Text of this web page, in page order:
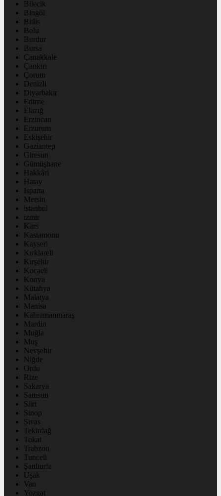
Bilecik
Bingöl
Bitlis
Bolu
Burdur
Bursa
Çanakkale
Çankırı
Çorum
Denizli
Diyarbakır
Edirne
Elazığ
Erzincan
Erzurum
Eskişehir
Gaziantep
Giresun
Gümüşhane
Hakkâri
Hatay
Isparta
Mersin
istanbul
izmir
Kars
Kastamonu
Kayseri
Kırklareli
Kırşehir
Kocaeli
Konya
Kütahya
Malatya
Manisa
Kahramanmaraş
Mardin
Muğla
Muş
Nevşehir
Niğde
Ordu
Rize
Sakarya
Samsun
Siirt
Sinop
Sivas
Tekirdağ
Tokat
Trabzon
Tunceli
Şanlıurfa
Uşak
Van
Yozgat